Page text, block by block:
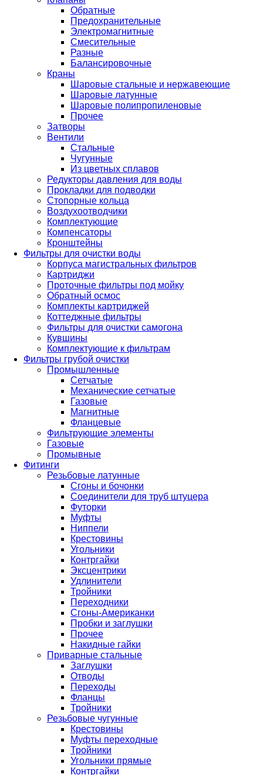
Обратные
Предохранительные
Электромагнитные
Смесительные
Разные
Балансировочные
Краны
Шаровые стальные и нержавеющие
Шаровые латунные
Шаровые полипропиленовые
Прочее
Затворы
Вентили
Стальные
Чугунные
Из цветных сплавов
Редукторы давления для воды
Прокладки для подводки
Стопорные кольца
Воздухоотводчики
Комплектующие
Компенсаторы
Кронштейны
Фильтры для очистки воды
Корпуса магистральных фильтров
Картриджи
Проточные фильтры под мойку
Обратный осмос
Комплекты картриджей
Коттеджные фильтры
Фильтры для очистки самогона
Кувшины
Комплектующие к фильтрам
Фильтры грубой очистки
Промышленные
Сетчатые
Механические сетчатые
Газовые
Магнитные
Фланцевые
Фильтрующие элементы
Газовые
Промывные
Фитинги
Резьбовые латунные
Сгоны и бочонки
Соединители для труб штуцера
Футорки
Муфты
Ниппели
Крестовины
Угольники
Контргайки
Эксцентрики
Удлинители
Тройники
Переходники
Сгоны-Американки
Пробки и заглушки
Прочее
Накидные гайки
Приварные стальные
Заглушки
Отводы
Переходы
Фланцы
Тройники
Резьбовые чугунные
Крестовины
Муфты переходные
Тройники
Угольники прямые
Контргайки